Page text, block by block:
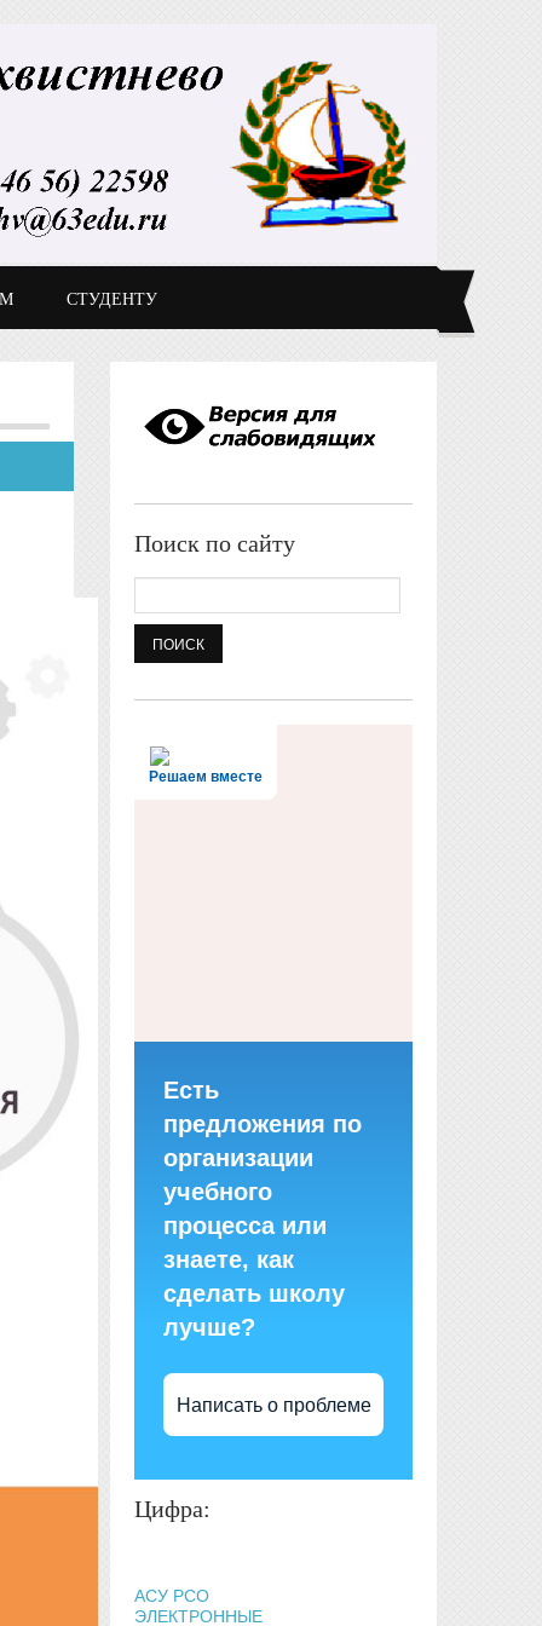
СТУДЕНТУ
Поиск по сайту
Решаем вместе
Есть
предложения по
организации
учебного
процесса или
знаете, как
сделать школу
лучше?
Написать о проблеме
Цифра:
АСУ РСО
ЭЛЕКТРОННЫЕ